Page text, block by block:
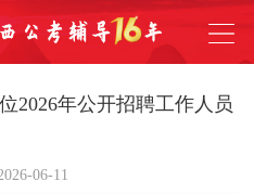
2026年公开招聘工作人员
06-11